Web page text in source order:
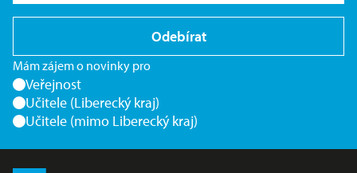
Odebírat
Mám zájem o novinky pro
Veřejnost
Učitele (Liberecký kraj)
Učitele (mimo Liberecký kraj)